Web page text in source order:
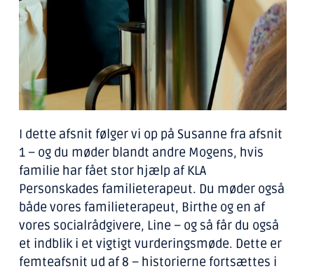
I dette afsnit følger vi op på Susanne fra afsnit
1 – og du møder blandt andre Mogens, hvis
familie har fået stor hjælp af KLA
Personskades familieterapeut. Du møder også
både vores familieterapeut, Birthe og en af
vores socialrådgivere, Line – og så får du også
et indblik i et vigtigt vurderingsmøde. Dette er
femteafsnit ud af 8 – historierne fortsættes i